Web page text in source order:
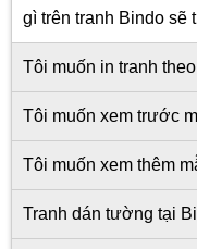
gì trên tranh Bindo sẽ
Tôi muốn in tranh
Tôi muốn xem trước
Tôi muốn xem thêm
Tranh dán tường tại